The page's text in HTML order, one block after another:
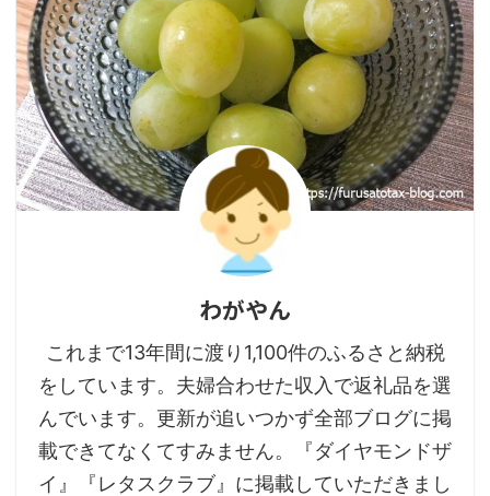
わがやん
これまで13年間に渡り1,100件のふるさと納税
をしています。夫婦合わせた収入で返礼品を選
んでいます。更新が追いつかず全部ブログに掲
載できてなくてすみません。『ダイヤモンドザ
イ』『レタスクラブ』に掲載していただきまし